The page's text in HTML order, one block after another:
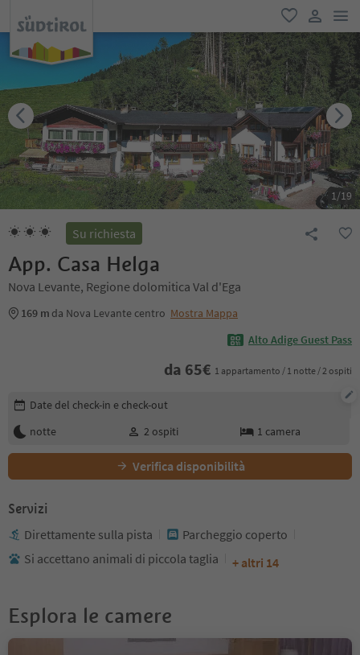
favoriti
user link
1/19
Su richiesta
App. Casa Helga
Nova Levante, Regione dolomitica Val d'Ega
169 m da Nova Levante centro Mostra Mappa
Alto Adige Guest Pass
da 65€ 1 appartamento / 1 notte / 2 ospiti
Modifica i dettagli della prenotazione
Date del check-in e check-out
notte
2 ospiti 1 camera
Verifica disponibilità
Servizi
Direttamente sulla pista
Parcheggio coperto
Si accettano animali di piccola taglia
+ altri 14
Esplora le camere